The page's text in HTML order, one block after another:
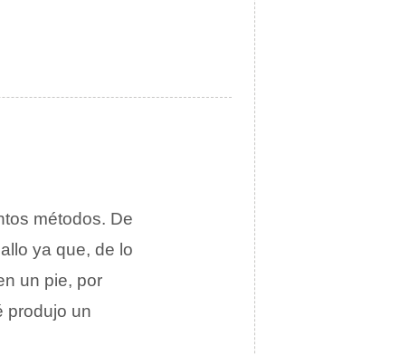
métodos. De
ya que, de lo
un pie, por
produjo un